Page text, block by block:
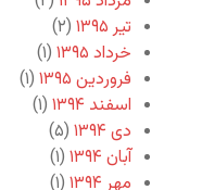
تیر ۱۳۹۵
(۲)
خرداد ۱۳۹۵
(۱)
فروردین ۱۳۹۵
(۱)
اسفند ۱۳۹۴
(۱)
دی ۱۳۹۴
(۵)
آبان ۱۳۹۴
(۱)
مهر ۱۳۹۴
(۱)